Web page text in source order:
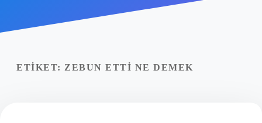
Yasal Uyarı
ETIKET: ZEBUN ETTI NE DEMEK